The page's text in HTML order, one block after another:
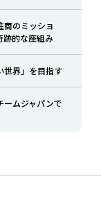
商のミッショ
跡的な座組み
世界」を目指す
ームジャパンで